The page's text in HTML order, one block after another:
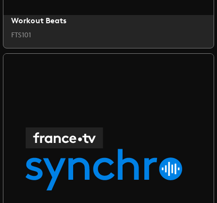
Workout Beats
FTS101